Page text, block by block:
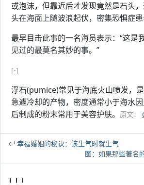
或泡沫，但靠近后才发现竟然是石头
头在海面上随波浪起伏，密集恐惧症患
最早目击此事的一名海员表示：“这是
见过的最莫名其妙的事。”
[-]
浮石(pumice)常见于海底火山喷发，
急遽冷却的产物，密度通常小于海水
后制成的粉末常用于美容护肤。 原文：
幸福婚姻的秘诀：该生气时就生气
图：如果那些著名